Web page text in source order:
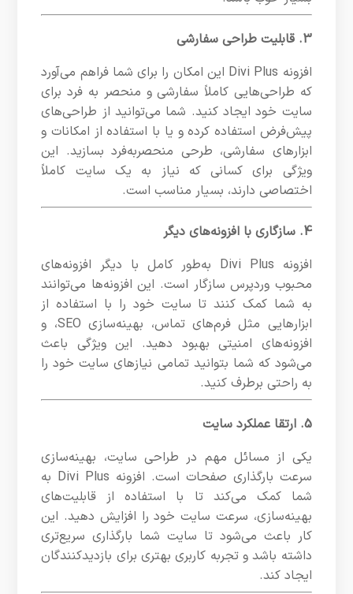
3. قابلیت طراحی سفارشی
افزونه Divi Plus این امکان را برای شما فراهم می‌آورد
که طراحی‌هایی کاملاً سفارشی و منحصر به فرد برای
سایت خود ایجاد کنید. شما می‌توانید از طراحی‌های
پیش‌فرض استفاده کرده و یا با استفاده از امکانات و
ابزارهای سفارشی، طرحی منحصربه‌فرد بسازید. این
ویژگی برای کسانی که نیاز به یک سایت کاملاً
اختصاصی دارند، بسیار مناسب است.
4. سازگاری با افزونه‌های دیگر
افزونه Divi Plus به‌طور کامل با دیگر افزونه‌های
محبوب وردپرس سازگار است. این افزونه‌ها می‌توانند
به شما کمک کنند تا سایت خود را با استفاده از
ابزارهایی مثل فرم‌های تماس، بهینه‌سازی SEO، و
افزونه‌های امنیتی بهبود دهید. این ویژگی باعث
می‌شود که شما بتوانید تمامی نیازهای سایت خود را
به راحتی برطرف کنید.
5. ارتقا عملکرد سایت
یکی از مسائل مهم در طراحی سایت، بهینه‌سازی
سرعت بارگذاری صفحات است. افزونه Divi Plus به
شما کمک می‌کند تا با استفاده از قابلیت‌های
بهینه‌سازی، سرعت سایت خود را افزایش دهید. این
کار باعث می‌شود تا سایت شما بارگذاری سریع‌تری
داشته باشد و تجربه کاربری بهتری برای بازدیدکنندگان
ایجاد کند.